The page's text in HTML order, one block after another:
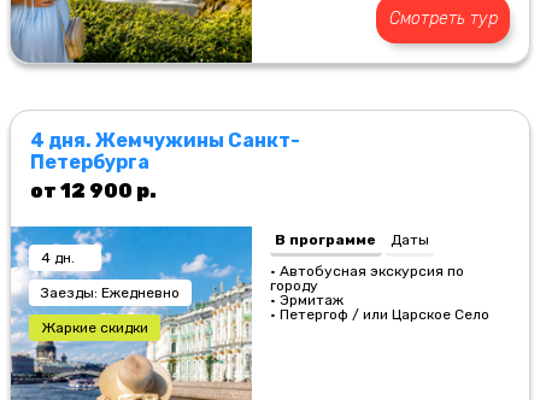
Смотреть тур
4 дня. Жемчужины Санкт-
Петербурга
от 12 900 р.
4 дн.
Заезды: Ежедневно
Жаркие скидки
В программе
Даты
• Автобусная экскурсия по
городу
• Эрмитаж
• Петергоф / или Царское Село